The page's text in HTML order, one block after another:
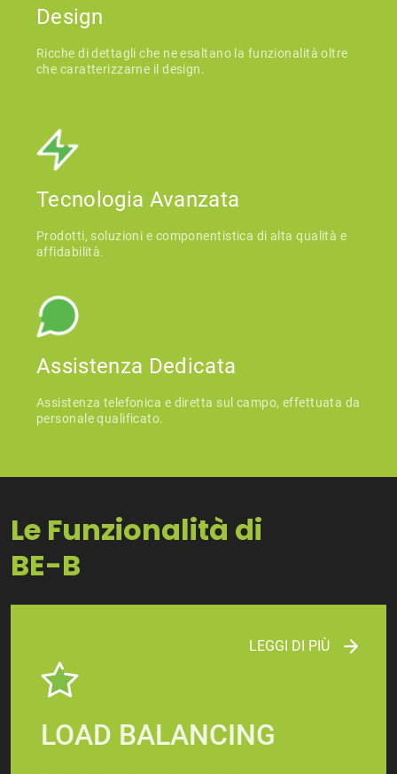
Design
Ricche di dettagli che ne esaltano la funzionalità oltre
che caratterizzarne il design.
Tecnologia Avanzata
Prodotti, soluzioni e componentistica di alta qualità e
affidabilità.
Assistenza Dedicata
Assistenza telefonica e diretta sul campo, effettuata da
personale qualificato.
Le Funzionalità di
​​​​​​​BE-B
LEGGI DI PIÙ
LOAD BALANCING